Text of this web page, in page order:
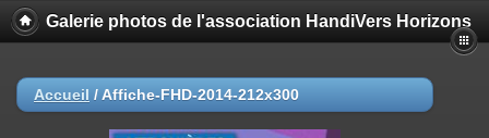
Galerie photos de l'association HandiVers Horizons
Accueil / Affiche-FHD-2014-212x300